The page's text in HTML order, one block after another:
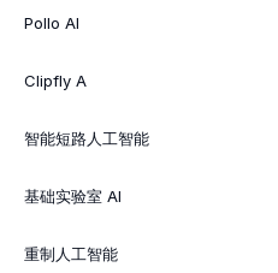
Pollo AI
Clipfly A
智能短路人工智能
基础实验室 AI
重制人工智能